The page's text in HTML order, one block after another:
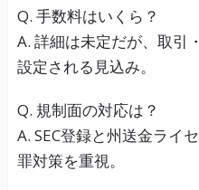
Q. 手数料はいくら？
A. 詳細は未定だが、取引
設定される見込み。
Q. 規制面の対応は？
A. SEC登録と州送金ライ
罪対策を重視。